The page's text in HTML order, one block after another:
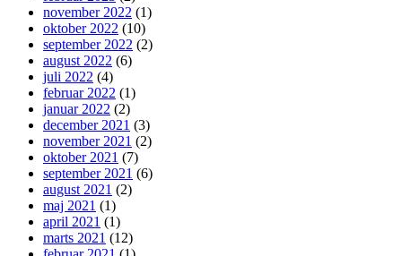
november 2022 (1)
oktober 2022 (10)
september 2022 (2)
august 2022 (6)
juli 2022 (4)
februar 2022 (1)
januar 2022 (2)
december 2021 (3)
november 2021 (2)
oktober 2021 (7)
september 2021 (6)
august 2021 (2)
maj 2021 (1)
april 2021 (1)
marts 2021 (12)